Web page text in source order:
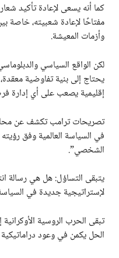
كما أنه يسعى لإعادة تأكيد
مفتاحًا لإعادة شعبيته، خاصة
وأزمات المعيشة.
لكن الواقع السياسي
يحتاج إلى بنية تفاوضية
إقليمية يصعب على أي إدارة
تصريحات ترامب تكشف عن
في السياسة العالمية وفق
الشخصي”.
يتبقى التساؤل: هل هي رسالة
لإستراتيجية جديدة في
تبقى الحرب الروسية
الحل يكمن في وعود